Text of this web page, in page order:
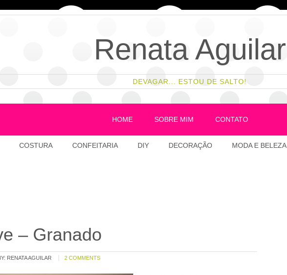
Renata Aguilar
DEVAGAR... ESTOU DE SALTO!
HOME SOBRE MIM CONTATO
COSTURA CONFEITARIA DIY DECORAÇÃO MODA E BELEZA
– Granado
RENATA AGUILAR 2 COMMENTS